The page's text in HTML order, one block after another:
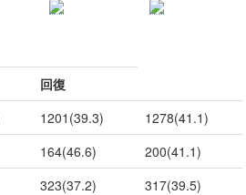
回復
1201(39.3)
1278(41.1)
164(46.6)
200(41.1)
323(37.2) 317(39.5)